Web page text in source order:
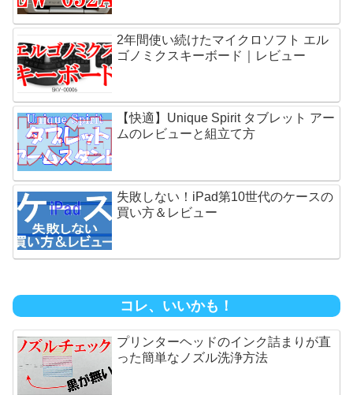
2年間使い続けたマイクロソフト エル
ゴノミクスキーボード｜レビュー
【快適】Unique Spirit タブレット アー
ムのレビューと組立て方
失敗しない！iPad第10世代のケースの
買い方＆レビュー
コレ、いいかも！
プリンターヘッドのインク詰まりが直
った簡単なノズル洗浄方法